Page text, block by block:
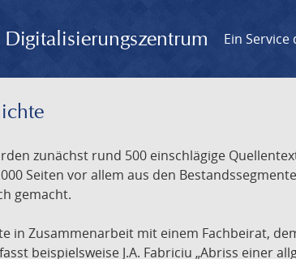
Ein Service
zunächst rund 500 einschlägige
Seiten vor allem aus den
gemacht.
in Zusammenarbeit mit einem Fachbeirat,
beispielsweise J.A. Fabriciu „Abriss einer